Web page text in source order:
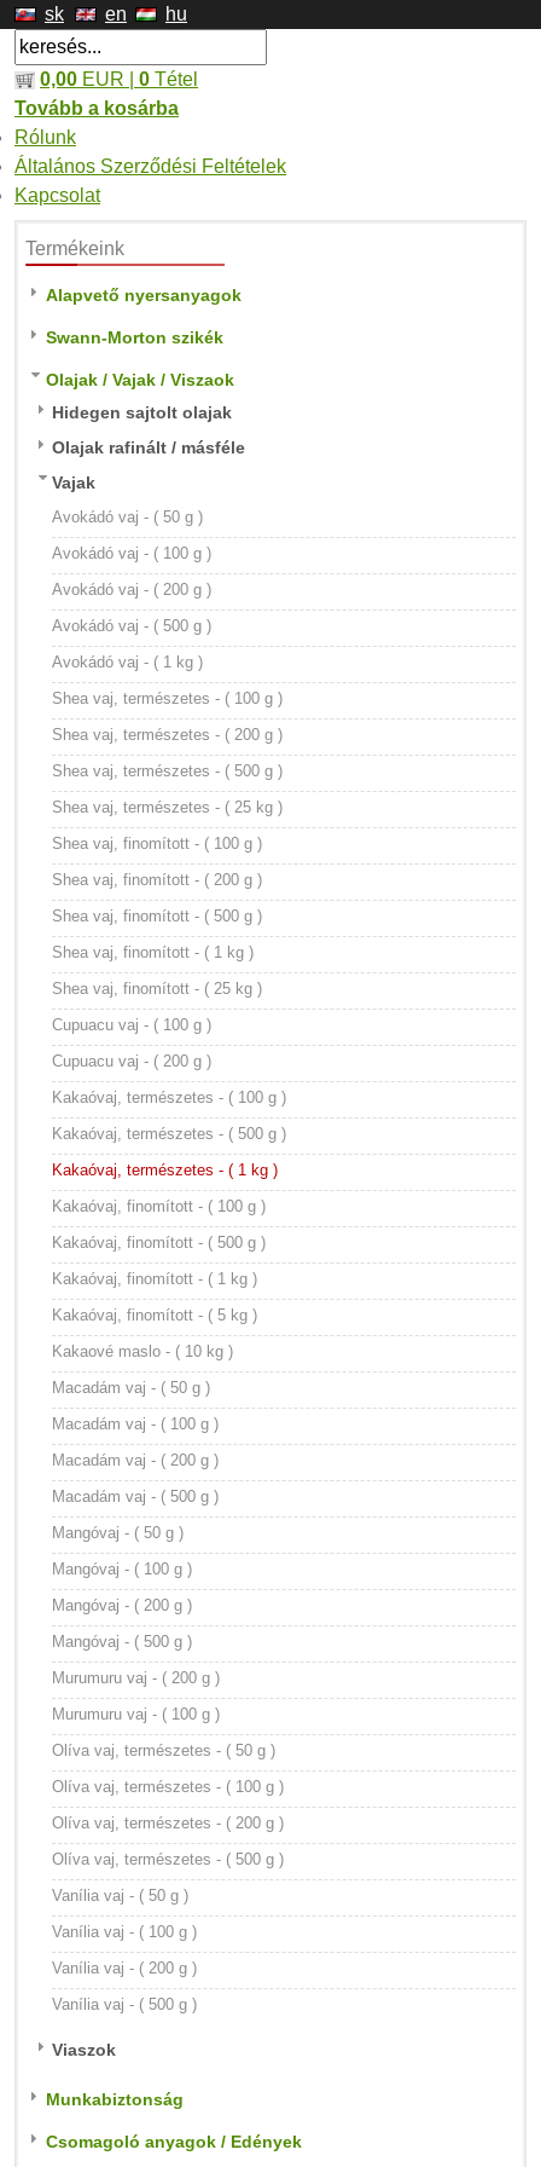
sk en hu
0,00 EUR | 0 Tétel
Tovább a kosárba
Rólunk
Általános Szerződési Feltételek
Kapcsolat
Termékeink
Alapvető nyersanyagok
Swann-Morton szikék
Olajak / Vajak / Viszaok
Hidegen sajtolt olajak
Olajak rafinált / másféle
Vajak
Avokádó vaj - ( 50 g )
Avokádó vaj - ( 100 g )
Avokádó vaj - ( 200 g )
Avokádó vaj - ( 500 g )
Avokádó vaj - ( 1 kg )
Shea vaj, természetes - ( 100 g )
Shea vaj, természetes - ( 200 g )
Shea vaj, természetes - ( 500 g )
Shea vaj, természetes - ( 25 kg )
Shea vaj, finomított - ( 100 g )
Shea vaj, finomított - ( 200 g )
Shea vaj, finomított - ( 500 g )
Shea vaj, finomított - ( 1 kg )
Shea vaj, finomított - ( 25 kg )
Cupuacu vaj - ( 100 g )
Cupuacu vaj - ( 200 g )
Kakaóvaj, természetes - ( 100 g )
Kakaóvaj, természetes - ( 500 g )
Kakaóvaj, természetes - ( 1 kg )
Kakaóvaj, finomított - ( 100 g )
Kakaóvaj, finomított - ( 500 g )
Kakaóvaj, finomított - ( 1 kg )
Kakaóvaj, finomított - ( 5 kg )
Kakaové maslo - ( 10 kg )
Macadám vaj - ( 50 g )
Macadám vaj - ( 100 g )
Macadám vaj - ( 200 g )
Macadám vaj - ( 500 g )
Mangóvaj - ( 50 g )
Mangóvaj - ( 100 g )
Mangóvaj - ( 200 g )
Mangóvaj - ( 500 g )
Murumuru vaj - ( 200 g )
Murumuru vaj - ( 100 g )
Olíva vaj, természetes - ( 50 g )
Olíva vaj, természetes - ( 100 g )
Olíva vaj, természetes - ( 200 g )
Olíva vaj, természetes - ( 500 g )
Vanília vaj - ( 50 g )
Vanília vaj - ( 100 g )
Vanília vaj - ( 200 g )
Vanília vaj - ( 500 g )
Viaszok
Munkabiztonság
Csomagoló anyagok / Edények